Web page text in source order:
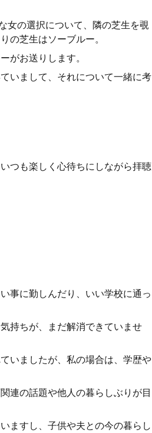
女の選択について、隣の芝生を覗
の芝生はソーブルー。
がお送りします。
いまして、それについて一緒に考
つも楽しく心待ちにしながら拝聴
事に勤しんだり、いい学校に通っ
持ちが、まだ解消できていませ
いましたが、私の場合は、学歴や
連の話題や他人の暮らしぶりが目
ますし、子供や夫との今の暮らし